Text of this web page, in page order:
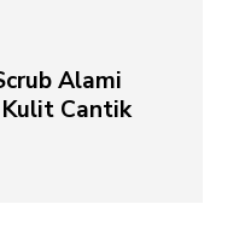
Alami
Cantik